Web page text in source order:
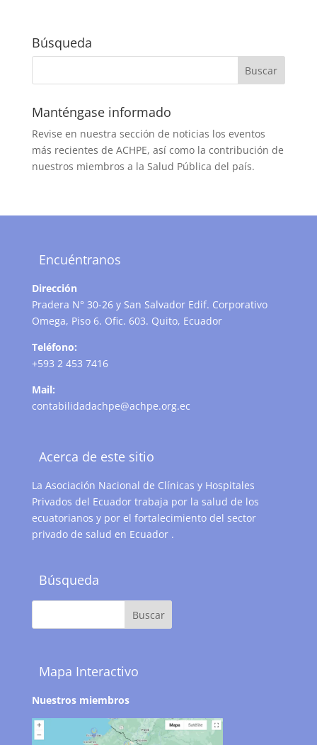
Búsqueda
Manténgase informado
Revise en nuestra sección de noticias los eventos
más recientes de ACHPE, así como la contribución de
nuestros miembros a la Salud Pública del país.
Encuéntranos
Dirección
Pradera N° 30-26 y San Salvador Edif. Corporativo
Omega, Piso 6. Ofic. 603. Quito, Ecuador
Teléfono:
+593 2 453 7416
Mail:
contabilidadachpe@achpe.org.ec
Acerca de este sitio
La Asociación Nacional de Clínicas y Hospitales
Privados del Ecuador trabaja por la salud de los
ecuatorianos y por el fortalecimiento del sector
privado de salud en Ecuador .
Búsqueda
Mapa Interactivo
Nuestros miembros